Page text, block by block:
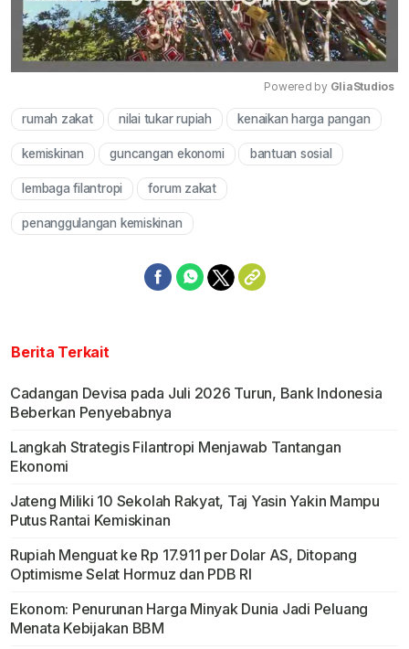
Mute
Powered by GliaStudios
rumah zakat nilai tukar rupiah kenaikan harga pangan
kemiskinan guncangan ekonomi bantuan sosial
lembaga filantropi forum zakat
penanggulangan kemiskinan
Berita Terkait
Cadangan Devisa pada Juli 2026 Turun, Bank Indonesia
Beberkan Penyebabnya
Langkah Strategis Filantropi Menjawab Tantangan
Ekonomi
Jateng Miliki 10 Sekolah Rakyat, Taj Yasin Yakin Mampu
Putus Rantai Kemiskinan
Rupiah Menguat ke Rp 17.911 per Dolar AS, Ditopang
Optimisme Selat Hormuz dan PDB RI
Ekonom: Penurunan Harga Minyak Dunia Jadi Peluang
Menata Kebijakan BBM